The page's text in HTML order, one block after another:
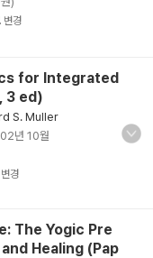
변경
for Integrated
3 ed)
S. Muller
년 10월
변경
The Yogic Pre
Healing (Pap